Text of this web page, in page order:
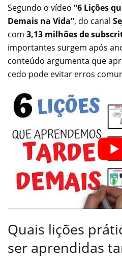
Segundo o vídeo “6 Lições
Demais na Vida”, do canal
com 3,13 milhões de
importantes surgem após
conteúdo argumenta que
cedo pode evitar erros
Quais lições
ser aprendidas